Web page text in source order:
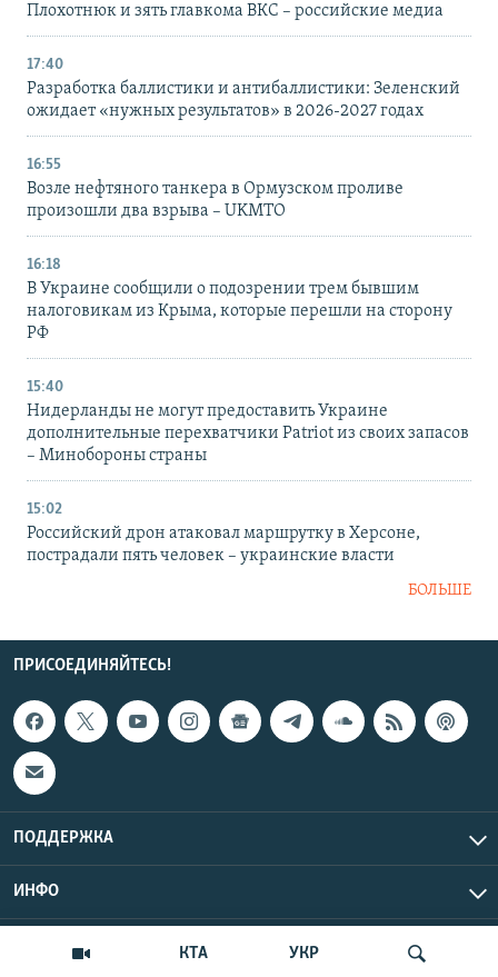
КТА УКР
Плохотнюк и зять главкома ВКС – российские медиа
17:40
Разработка баллистики и антибаллистики: Зеленский
ожидает «нужных результатов» в 2026-2027 годах
16:55
Возле нефтяного танкера в Ормузском проливе
произошли два взрыва – UKMTO
16:18
В Украине сообщили о подозрении трем бывшим
налоговикам из Крыма, которые перешли на сторону
РФ
15:40
Нидерланды не могут предоставить Украине
дополнительные перехватчики Patriot из своих запасов
– Минобороны страны
15:02
Российский дрон атаковал маршрутку в Херсоне,
пострадали пять человек – украинские власти
БОЛЬШЕ
ПРИСОЕДИНЯЙТЕСЬ!
ПОДДЕРЖКА
ИНФО
Copyright Крым.Реалии, 2026 | Все права защищены.
UTC+3